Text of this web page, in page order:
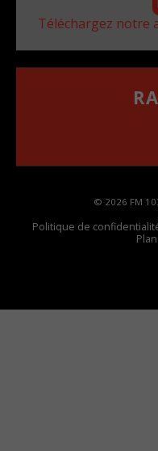
Téléchargez notre
© 2026 FM
Politique de